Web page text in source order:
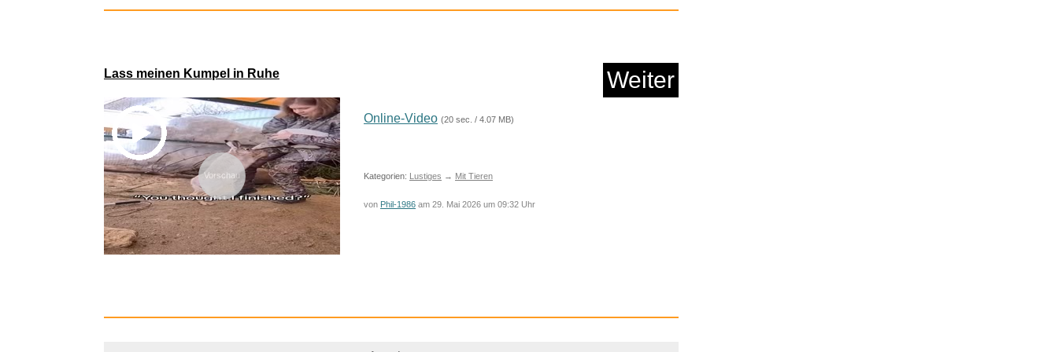
e-plus Prepaid Guthaben - f&uu...
Lass meinen Kumpel in Ruhe Weiter
Vorschau
Online-Video (20 sec. / 4.07 MB)
Kategorien: Lustiges → Mit Tieren
von Phil-1986 am 29. Mai 2026 um 09:32 Uhr